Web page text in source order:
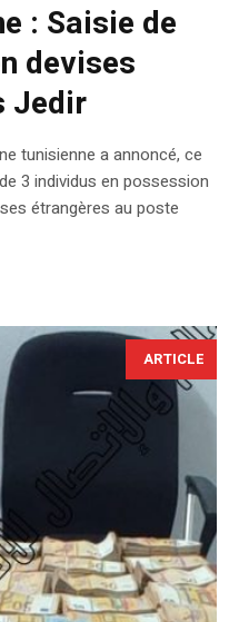
: Saisie de
devises
Jedir
tunisienne a annoncé, ce
3 individus en possession
étrangères au poste
ARTICLE